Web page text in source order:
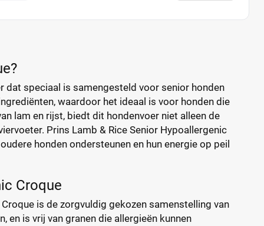
dat speciaal is samengesteld voor senior honden
waardoor het ideaal is voor honden die
lam en rijst, biedt dit hondenvoer niet alleen de
Prins Lamb & Rice Senior Hypoallergenic
honden ondersteunen en hun energie op peil
Croque
is de zorgvuldig gekozen samenstelling van
en is vrij van granen die allergieën kunnen